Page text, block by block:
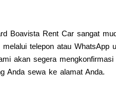
Boavista Rent Car sangat
telepon atau WhatsApp
akan segera
Anda sewa ke alamat Anda.